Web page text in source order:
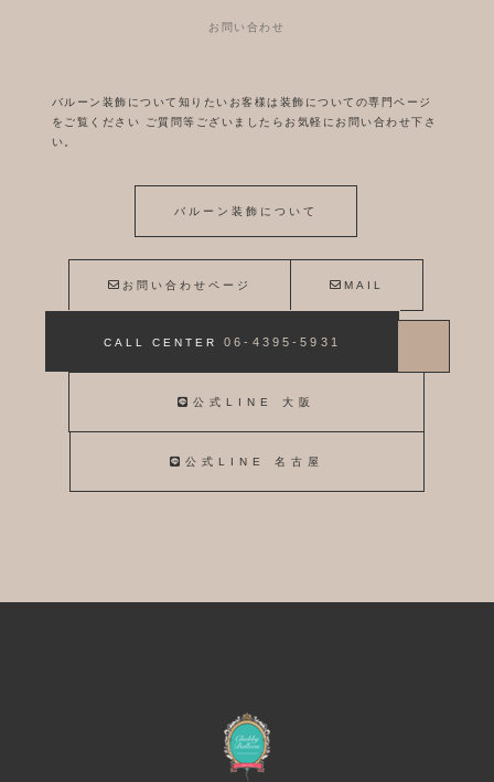
お問い合わせ
バルーン装飾について知りたいお客様は装飾についての専門ページ
をご覧ください
ご質問等ございましたらお気軽にお問い合わせ下さ
い。
バルーン装飾について
お問い合わせページ MAIL
CALL CENTER06-4395-5931
公式LINE 大阪
公式LINE 名古屋